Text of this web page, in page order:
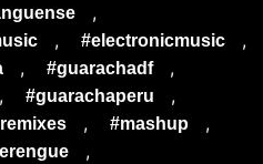
,
, #electronicmusic ,
, #guarachadf ,
, #guarachaperu ,
, #mashup ,
,